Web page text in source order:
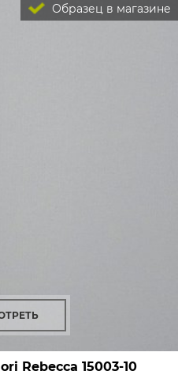
Образец в магазине
Rebecca 15003-10